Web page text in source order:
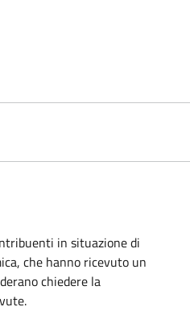
in situazione di
che hanno ricevuto un
chiedere la